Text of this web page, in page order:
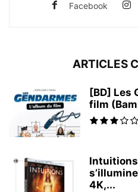
Facebook
ARTICLES
[BD] Les
film
4K,...